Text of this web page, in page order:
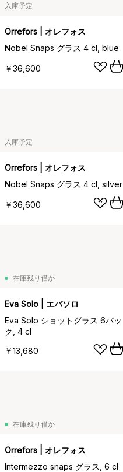
入庫予定
Orrefors | オレフォス
Nobel Snaps グラス 4 cl, blue
￥36,600
入庫予定
Orrefors | オレフォス
Nobel Snaps グラス 4 cl, silver
￥36,600
在庫残り僅か
Eva Solo | エバソロ
Eva Solo ショットグラス 6パッ
ク, 4 cl
￥13,680
在庫残り僅か
Orrefors | オレフォス
Intermezzo snaps グラス, 6 cl